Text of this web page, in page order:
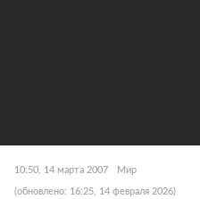
10:50, 14 марта 2007 Мир
(обновлено: 16:25, 14 февраля 2026)